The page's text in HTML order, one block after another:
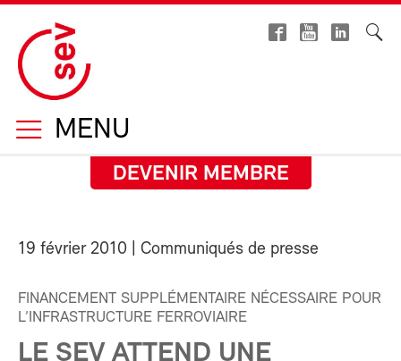
MENU
DEVENIR MEMBRE
19 février 2010 | Communiqués de presse
FINANCEMENT SUPPLÉMENTAIRE NÉCESSAIRE POUR
L’INFRASTRUCTURE FERROVIAIRE
LE SEV ATTEND UNE